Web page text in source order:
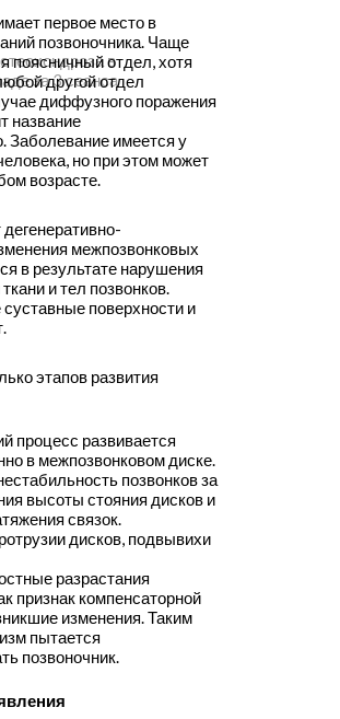
в
за 3 сеанса
первое место в
позвоночника. Чаще
поясничный отдел, хотя
другой отдел
диффузного поражения
название
Заболевание имеется у
но при этом может
возрасте.
межпозвонковых
в результате нарушения
и тел позвонков.
поверхности и
этапов развития
процесс развивается
в межпозвонковом диске.
позвонков за
высоты стояния дисков и
связок.
дисков, подвывихи
разрастания
признак компенсаторной
изменения. Таким
пытается
позвоночник.